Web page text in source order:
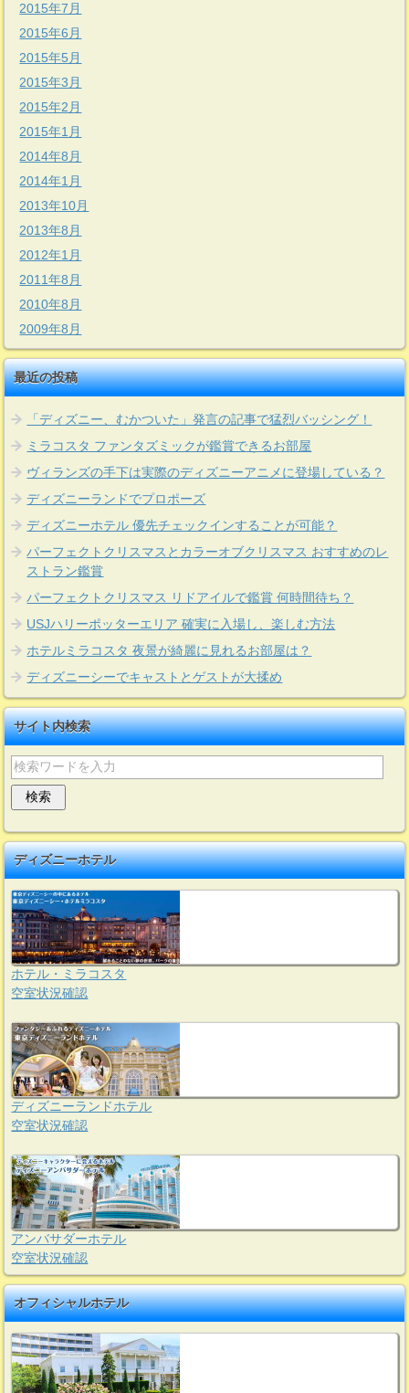
2015年7月
2015年6月
2015年5月
2015年3月
2015年2月
2015年1月
2014年8月
2014年1月
2013年10月
2013年8月
2012年1月
2011年8月
2010年8月
2009年8月
最近の投稿
「ディズニー、むかついた」発言の記事で猛烈バッシング！
ミラコスタ ファンタズミックが鑑賞できるお部屋
ヴィランズの手下は実際のディズニーアニメに登場している？
ディズニーランドでプロポーズ
ディズニーホテル 優先チェックインすることが可能？
パーフェクトクリスマスとカラーオブクリスマス おすすめのレ
ストラン鑑賞
パーフェクトクリスマス リドアイルで鑑賞 何時間待ち？
USJハリーポッターエリア 確実に入場し、楽しむ方法
ホテルミラコスタ 夜景が綺麗に見れるお部屋は？
ディズニーシーでキャストとゲストが大揉め
サイト内検索
ディズニーホテル
ホテル・ミラコスタ
空室状況確認
ディズニーランドホテル
空室状況確認
アンバサダーホテル
空室状況確認
オフィシャルホテル